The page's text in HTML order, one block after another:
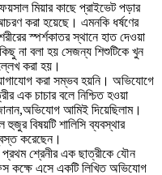
মিয়ার কাছে প্রাইভেট পড়ার
করা হয়েছে। এমনকি ধর্ষণের
স্পর্শকাতর স্থানে হাত দেওয়া
না বলা হয় সেজন্য শিশুটিকে খুন
করা হয়।
করা সম্ভব হয়নি। অভিযোগে
এক চাচার বলে নিশ্চিত হওয়া
আমিই দিয়েছিলাম।
বিষয়টি শালিসি ব্যবস্থার
করেছেন।
প্রথম শ্রেনীর এক ছাত্রীকে যৌন
কক্ষে এসে একটি লিখিত অভিযোগ